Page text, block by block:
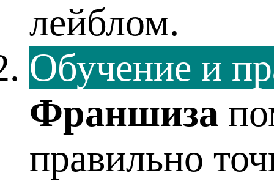
лейблом.
Обучение и
Франшиза
правильно